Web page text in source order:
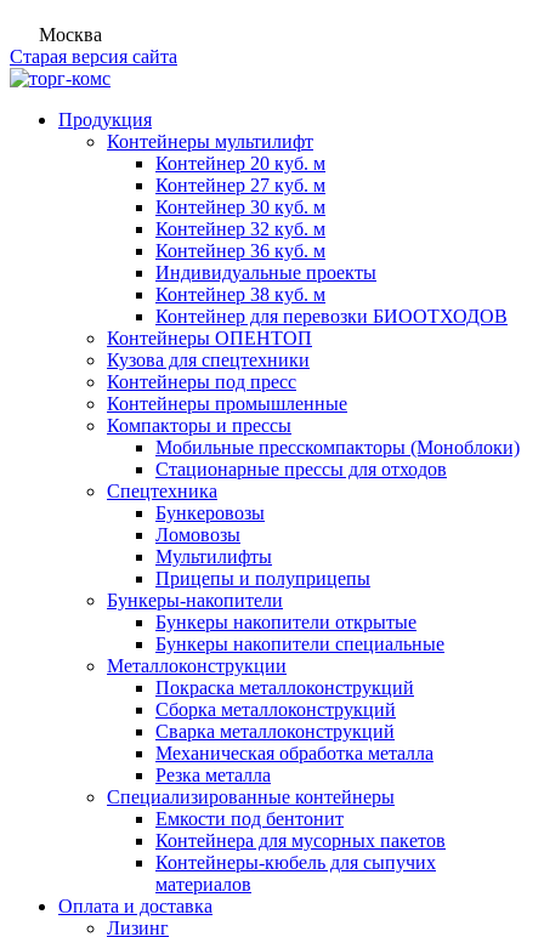
Москва
Старая версия сайта
Продукция
Контейнеры мультилифт
Контейнер 20 куб. м
Контейнер 27 куб. м
Контейнер 30 куб. м
Контейнер 32 куб. м
Контейнер 36 куб. м
Индивидуальные проекты
Контейнер 38 куб. м
Контейнер для перевозки БИООТХОДОВ
Контейнеры ОПЕНТОП
Кузова для спецтехники
Контейнеры под пресс
Контейнеры промышленные
Компакторы и прессы
Мобильные пресскомпакторы (Моноблоки)
Стационарные прессы для отходов
Спецтехника
Бункеровозы
Ломовозы
Мультилифты
Прицепы и полуприцепы
Бункеры-накопители
Бункеры накопители открытые
Бункеры накопители специальные
Металлоконструкции
Покраска металлоконструкций
Сборка металлоконструкций
Сварка металлоконструкций
Механическая обработка металла
Резка металла
Специализированные контейнеры
Емкости под бентонит
Контейнера для мусорных пакетов
Контейнеры-кюбель для сыпучих
материалов
Оплата и доставка
Лизинг